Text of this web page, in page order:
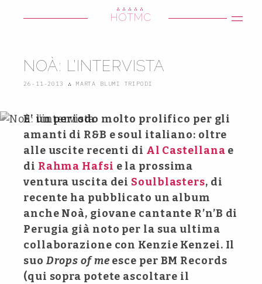
HOTMC
∴∴∴∴∴
NOÀ: L’INTERVISTA
26-11-2013 ∴ MARTA BLUMI TRIPODI
E’ un periodo molto prolifico per gli
amanti di R&B e soul italiano: oltre
alle uscite recenti di Al Castellana e
di Rahma Hafsi e la prossima
ventura uscita dei Soulblasters, di
recente ha pubblicato un album
anche Noà, giovane cantante R’n’B di
Perugia già noto per la sua ultima
collaborazione con Kenzie Kenzei. Il
suo Drops of me esce per BM Records
(qui sopra potete ascoltare il